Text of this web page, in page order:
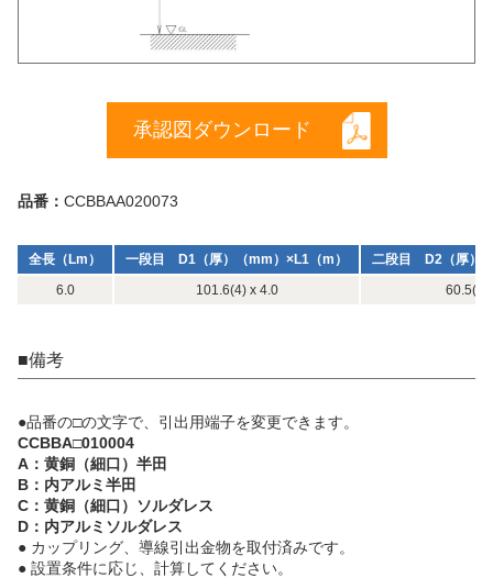
承認図ダウンロード
品番： CCBBAA020073
全長（Lm） 一段目 D1（厚）（mm）×L1（m）
二段目 D2（厚）
6.0
101.6(4) x 4.0 60.5(3)
■備考
●品番の□の文字で、引出用端子を変更できます。
CCBBA□010004
A：黄銅（細口）半田
B：内アルミ半田
C：黄銅（細口）ソルダレス
D：内アルミソルダレス
● カップリング、導線引出金物を取付済みです。
● 設置条件に応じ、計算してください。